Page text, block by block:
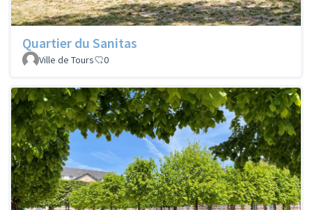
Quartier du Sanitas
Ville de Tours 0